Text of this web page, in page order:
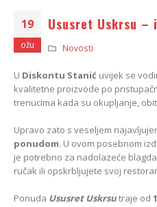
19
ožu
Ususret Uskrsu
Novosti
U Diskontu Stanić uvijek se
kvalitetne proizvode po
trenucima kada su okupljanje,
Upravo zato s veseljem
ponudom. U ovom posebnom
je potrebno za nadolazeće
ručak ili opskrbljujete svoj
Ponuda Ususret Uskrsutraje od